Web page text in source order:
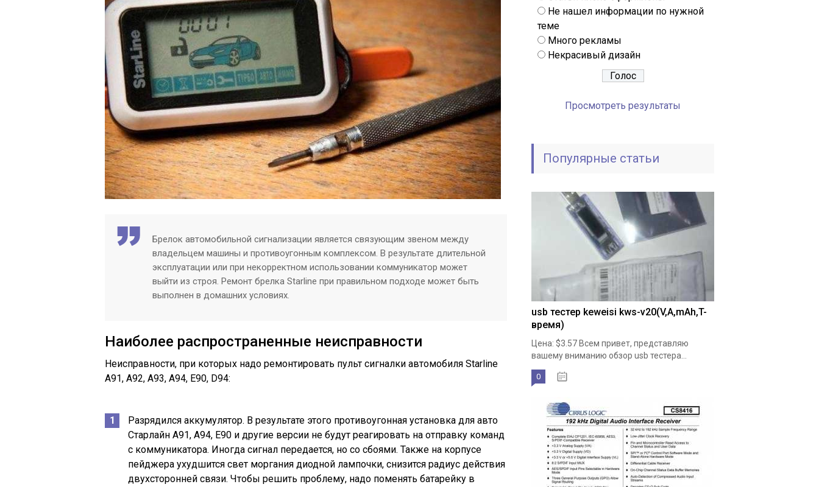
Брелок автомобильной сигнализации является связующим звеном между
владельцем машины и противоугонным комплексом. В результате длительной
эксплуатации или при некорректном использовании коммуникатор может
выйти из строя. Ремонт брелка Starline при правильном подходе может быть
выполнен в домашних условиях.
Наиболее распространенные неисправности
Неисправности, при которых надо ремонтировать пульт сигналки автомобиля Starline
A91, A92, A93, A94, E90, D94:
Разрядился аккумулятор. В результате этого противоугонная установка для авто
Старлайн А91, А94, Е90 и другие версии не будут реагировать на отправку команд
с коммуникатора. Иногда сигнал передается, но со сбоями. Также на корпусе
пейджера ухудшится свет моргания диодной лампочки, снизится радиус действия
двухсторонней связи. Чтобы решить проблему, надо поменять батарейку в
Не нашел информации по нужной
теме
Много рекламы
Некрасивый дизайн
Просмотреть результаты
Популярные статьи
usb тестер keweisi kws-v20(V,A,mAh,T-
время)
Цена: $3.57 Всем привет, представляю
вашему вниманию обзор usb тестера...
0